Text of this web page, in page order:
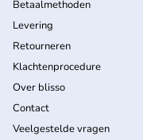
Betaalmethoden
Levering
Retourneren
Klachtenprocedure
Over blisso
Contact
Veelgestelde vragen